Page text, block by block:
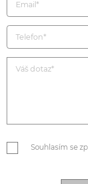
Souhlasím se